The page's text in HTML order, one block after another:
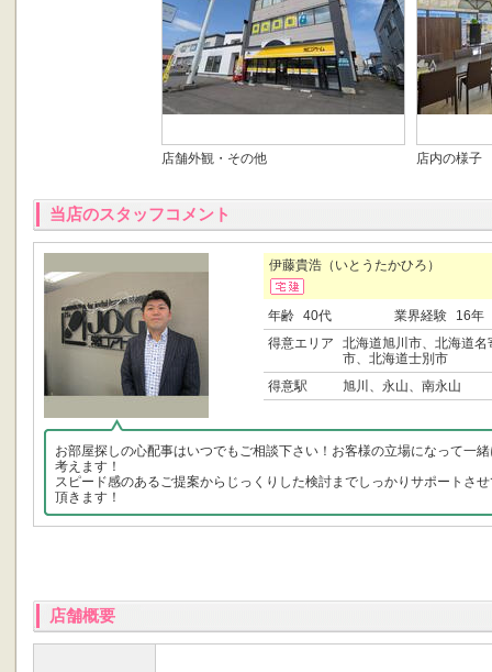
店舗外観・その他 店内の様子
当店のスタッフコメント
伊藤貴浩（いとうたかひろ）
年齢 40代 業界経験
16年
得意エリア
北海道旭川市、北海道名
市、北海道士別市
得意駅
旭川、永山、南永山
お部屋探しの心配事はいつでもご相談下さい！お客様の立場になって一
考えます！
スピード感のあるご提案からじっくりした検討までしっかりサポートさ
頂きます！
店舗概要